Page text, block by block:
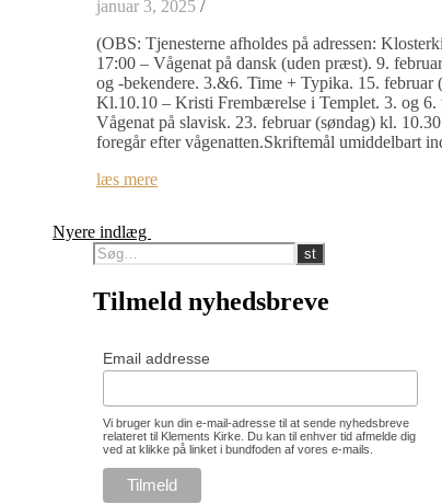
januar 3, 2025 /
(OBS: Tjenesterne afholdes på adressen:
17:00 – Vågenat på dansk (uden præst). 9.
og -bekendere. 3.&6. Time + Typika. 15.
Kl.10.10 – Kristi Frembærelse i Templet. 3. og
Vågenat på slavisk. 23. februar (søndag) kl.
foregår efter vågenatten.Skriftemål umiddelbart
læs mere
Nyere indlæg
Tilmeld nyhedsbreve
Email addresse
Vi bruger kun din e-mail-adresse til at sende nyhedsbreve
relateret til Klements Kirke. Du kan til enhver tid afmelde dig
ved at klikke på linket i bundfoden af vores e-mails.